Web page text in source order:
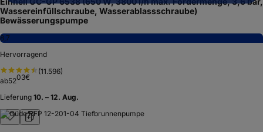
Wassereinfüllschraube, Wasserablassschraube)
Bewässerungspumpe
8,7
Hervorragend
(11.596)
ab5203€
Lieferung 10. – 12. Aug.